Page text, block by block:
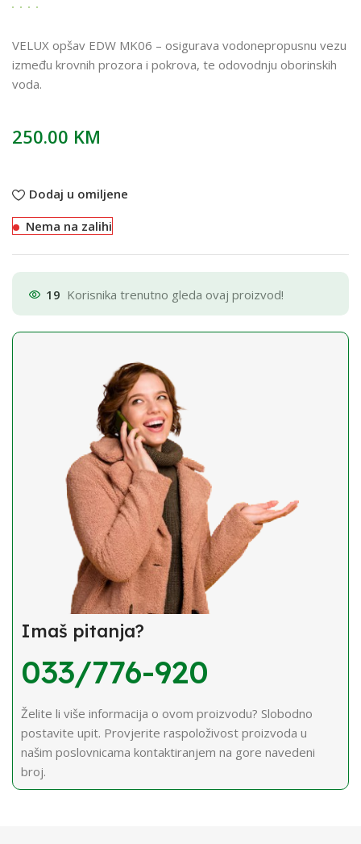
VELUX opšav EDW MK06 – osigurava vodonepropusnu vezu
između krovnih prozora i pokrova, te odovodnju oborinskih
voda.
250.00 KM
Dodaj u omiljene
Nema na zalihi
19 Korisnika trenutno gleda ovaj proizvod!
Imaš pitanja?
033/776-920
Želite li više informacija o ovom proizvodu? Slobodno
postavite upit. Provjerite raspoloživost proizvoda u
našim poslovnicama kontaktiranjem na gore navedeni
broj.